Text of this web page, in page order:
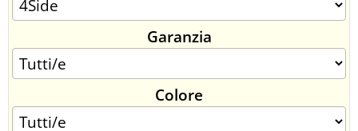
SINCRONIZZATI CON NOI
SPEDIZIONI
CONTATTI
Garanzia
Colore